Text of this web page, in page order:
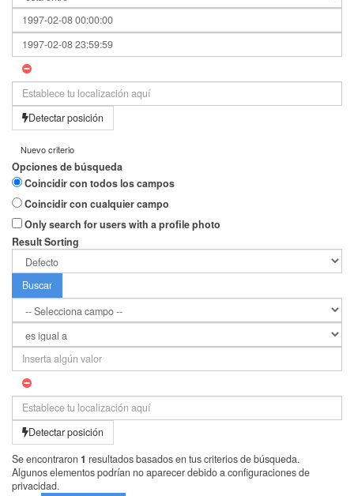
Detectar posición
Nuevo criterio
Opciones de búsqueda
Coincidir con todos los campos
Coincidir con cualquier campo
Only search for users with a profile photo
Result Sorting
Buscar
Detectar posición
Se encontraron 1 resultados basados en tus criterios de búsqueda.
Algunos elementos podrían no aparecer debido a configuraciones de
privacidad.